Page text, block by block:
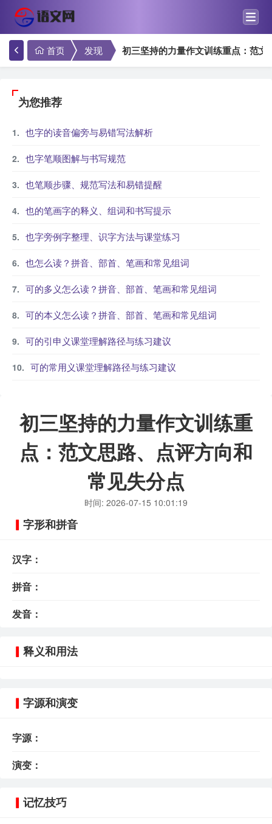
首页 发现 初三坚持的力量作文训练重点：范
为您推荐
也字的读音偏旁与易错写法解析
也字笔顺图解与书写规范
也笔顺步骤、规范写法和易错提醒
也的笔画字的释义、组词和书写提示
也字旁例字整理、识字方法与课堂练习
也怎么读？拼音、部首、笔画和常见组词
可的多义怎么读？拼音、部首、笔画和常见组词
可的本义怎么读？拼音、部首、笔画和常见组词
可的引申义课堂理解路径与练习建议
可的常用义课堂理解路径与练习建议
初三坚持的力量作文训练重
点：范文思路、点评方向和
常见失分点
时间: 2026-07-15 10:01:19
字形和拼音
汉字：
拼音：
发音：
释义和用法
字源和演变
字源：
演变：
记忆技巧